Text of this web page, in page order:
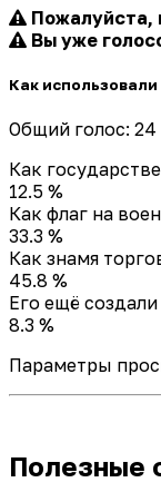
Пожалуйста,
Вы уже
Как
Общий голос: 24
Как
12.5 %
Как флаг на
33.3 %
Как знамя
45.8 %
Его ещё создали
8.3 %
Параметры
Полезные